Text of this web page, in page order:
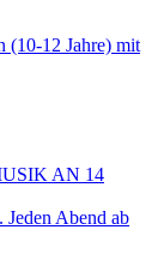
(10-12 Jahre) mit
AN 14
Jeden Abend ab